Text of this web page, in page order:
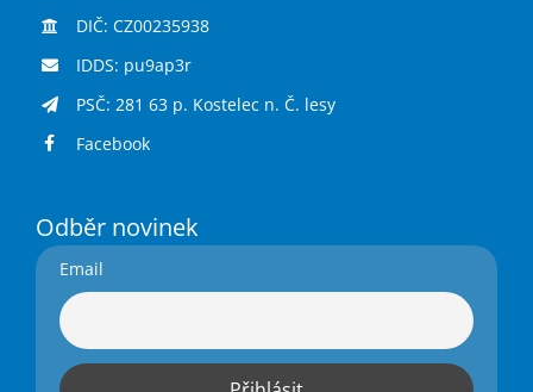
DIČ: CZ00235938
IDDS: pu9ap3r
PSČ: 281 63 p. Kostelec n. Č. lesy
Facebook
Odběr novinek
Email